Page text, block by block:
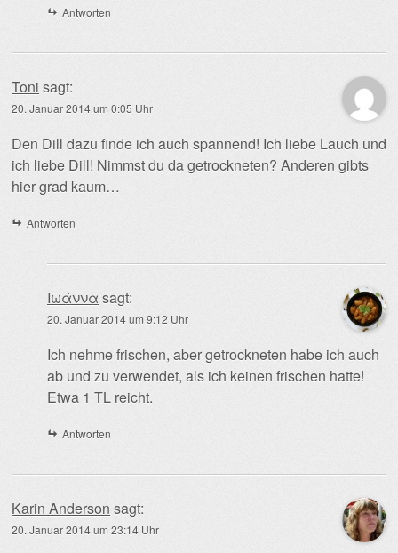
Antworten
Toni sagt:
20. Januar 2014 um 0:05 Uhr
Den Dill dazu finde ich auch spannend! Ich liebe Lauch und
ich liebe Dill! Nimmst du da getrockneten? Anderen gibts
hier grad kaum…
Antworten
Ιωάννα sagt:
20. Januar 2014 um 9:12 Uhr
Ich nehme frischen, aber getrockneten habe ich auch
ab und zu verwendet, als ich keinen frischen hatte!
Etwa 1 TL reicht.
Antworten
Karin Anderson sagt:
20. Januar 2014 um 23:14 Uhr